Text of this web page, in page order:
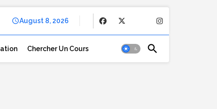
August 8, 2026
Chercher Un Cours